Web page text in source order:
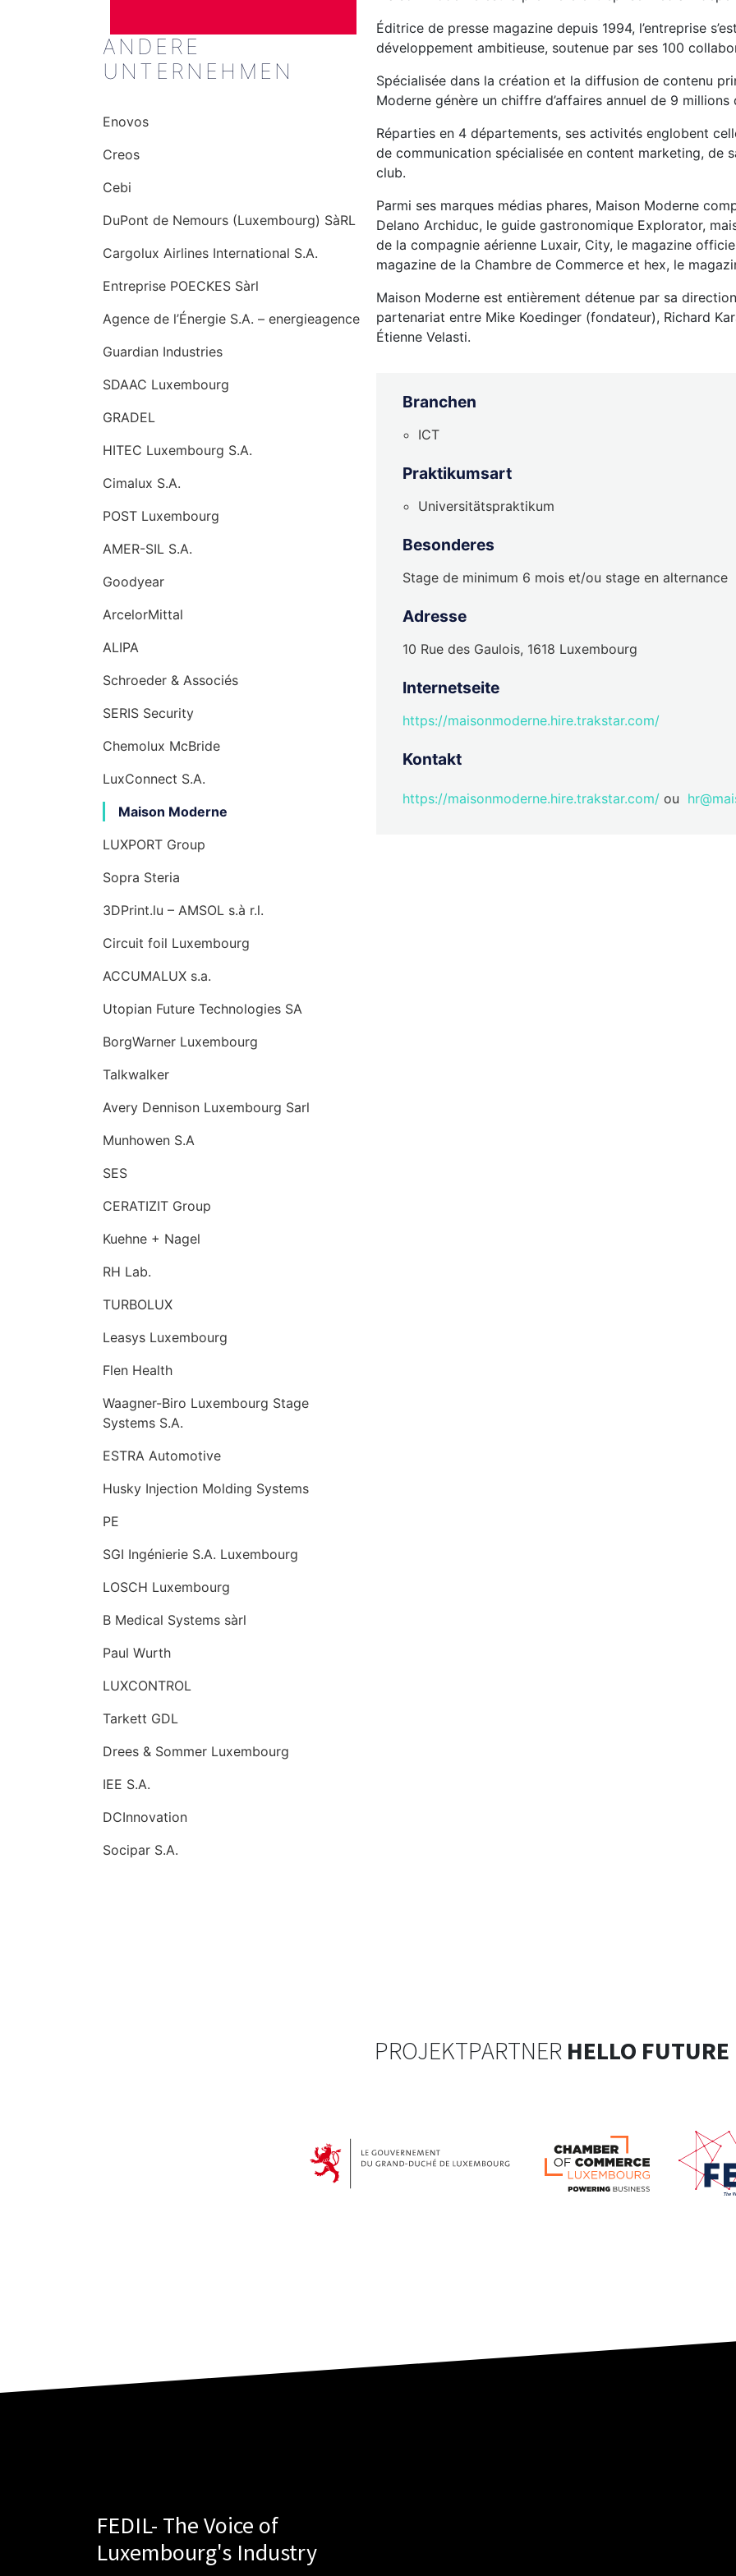
ANDERE
UNTERNEHMEN
Enovos
Creos
Cebi
DuPont de Nemours (Luxembourg) SàRL
Cargolux Airlines International S.A.
Entreprise POECKES Sàrl
Agence de l’Énergie S.A. – energieagence
Guardian Industries
SDAAC Luxembourg
GRADEL
HITEC Luxembourg S.A.
Cimalux S.A.
POST Luxembourg
AMER-SIL S.A.
Goodyear
ArcelorMittal
ALIPA
Schroeder & Associés
SERIS Security
Chemolux McBride
LuxConnect S.A.
Maison Moderne
LUXPORT Group
Sopra Steria
3DPrint.lu – AMSOL s.à r.l.
Circuit foil Luxembourg
ACCUMALUX s.a.
Utopian Future Technologies SA
BorgWarner Luxembourg
Talkwalker
Avery Dennison Luxembourg Sarl
Munhowen S.A
SES
CERATIZIT Group
Kuehne + Nagel
RH Lab.
TURBOLUX
Leasys Luxembourg
Flen Health
Waagner-Biro Luxembourg Stage
Systems S.A.
ESTRA Automotive
Husky Injection Molding Systems
PE
SGI Ingénierie S.A. Luxembourg
LOSCH Luxembourg
B Medical Systems sàrl
Paul Wurth
LUXCONTROL
Tarkett GDL
Drees & Sommer Luxembourg
IEE S.A.
DCInnovation
Socipar S.A.
Éditrice de presse magazine depuis 1994, l’entreprise
développement ambitieuse, soutenue par ses 100
Spécialisée dans la création et la diffusion de contenu
Moderne génère un chiffre d’affaires annuel de 9 millions
Réparties en 4 départements, ses activités englobent
de communication spécialisée en content marketing, de
club.
Parmi ses marques médias phares, Maison Moderne
Delano Archiduc, le guide gastronomique Explorator,
de la compagnie aérienne Luxair, City, le magazine
magazine de la Chambre de Commerce et hex, le
Maison Moderne est entièrement détenue par sa
partenariat entre Mike Koedinger (fondateur), Richard
Étienne Velasti.
Branchen
ICT
Praktikumsart
Universitätspraktikum
Besonderes
Stage de minimum 6 mois et/ou stage en alternance
Adresse
10 Rue des Gaulois, 1618 Luxembourg
Internetseite
https://maisonmoderne.hire.trakstar.com/
Kontakt
https://maisonmoderne.hire.trakstar.com/ ou
PROJEKTPARTNER HELLO FUTURE
FEDIL- The Voice of
Luxembourg's Industry